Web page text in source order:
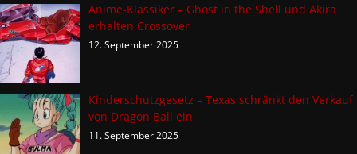
Anime-Klassiker – Ghost in the Shell und Akira
erhalten Crossover
12. September 2025
Kinderschutzgesetz – Texas schränkt den Verkauf
von Dragon Ball ein
11. September 2025